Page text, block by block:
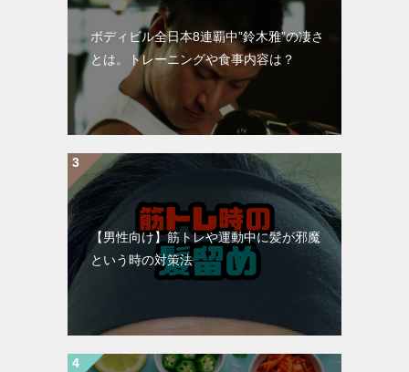
ボディビル全日本8連覇中”鈴木雅”の凄さ
とは。トレーニングや食事内容は？
【男性向け】筋トレや運動中に髪が邪魔
という時の対策法